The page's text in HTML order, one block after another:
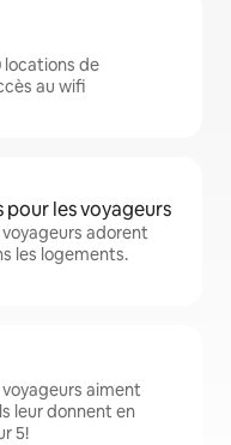
locations de
au wifi
les voyageurs
voyageurs adorent
les logements.
voyageurs aiment
leur donnent en
5!